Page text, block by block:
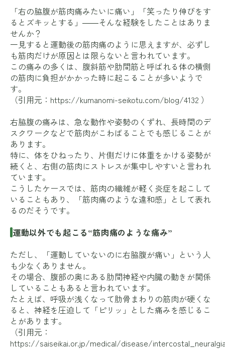
「右の脇腹が筋肉痛みたいに痛い」「笑ったり伸びをす
るとズキッとする」――そんな経験をしたことはありま
せんか？
一見すると運動後の筋肉痛のように思えますが、必ずし
も筋肉だけが原因とは限らないと言われています。
この痛みの多くは、腹斜筋や肋間筋と呼ばれる体の横側
の筋肉に負担がかかった時に起こることが多いようで
す。
（引用元： https://kumanomi-seikotu.com/blog/4132 ）
右脇腹の痛みは、急な動作や姿勢のくずれ、長時間のデ
スクワークなどで筋肉がこわばることでも感じることが
あります。
特に、体をひねったり、片側だけに体重をかける姿勢が
続くと、右側の筋肉にストレスが集中しやすいと言われ
ています。
こうしたケースでは、筋肉の繊維が軽く炎症を起こして
いることもあり、「筋肉痛のような違和感」として表れ
るのだそうです。
運動以外でも起こる“筋肉痛のような痛み”
ただし、「運動していないのに右脇腹が痛い」という人
も少なくありません。
その場合、腹部の奥にある肋間神経や内臓の動きが関係
していることもあると言われています。
たとえば、呼吸が浅くなって肋骨まわりの筋肉が硬くな
ると、神経を圧迫して「ピリッ」とした痛みを感じるこ
とがあります。
（引用元：
https://saiseikai.or.jp/medical/disease/